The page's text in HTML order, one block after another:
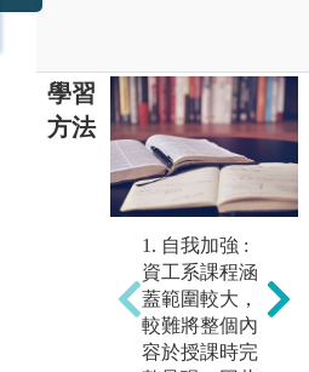
學習
方法
1. 自我加強 :
資工系課程涵
蓋範圍較大，
較難將整個內
容於授課時完